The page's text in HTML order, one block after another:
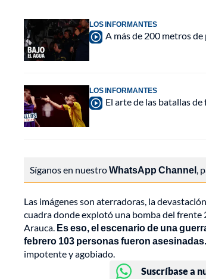
LOS INFORMANTES
A más de 200 metros
LOS INFORMANTES
El arte de las batallas
Síganos en nuestroWhatsApp Channel ,
Las imágenes son aterradoras, la
cuadra donde explotó una bomba del frente
Arauca. Es eso, el escenario de una
febrero 103 personas fueron asesinadas.
impotente y agobiado.
Suscríbase a